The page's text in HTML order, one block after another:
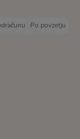
Method
Payment Method
Po povzetju
Po povzetju